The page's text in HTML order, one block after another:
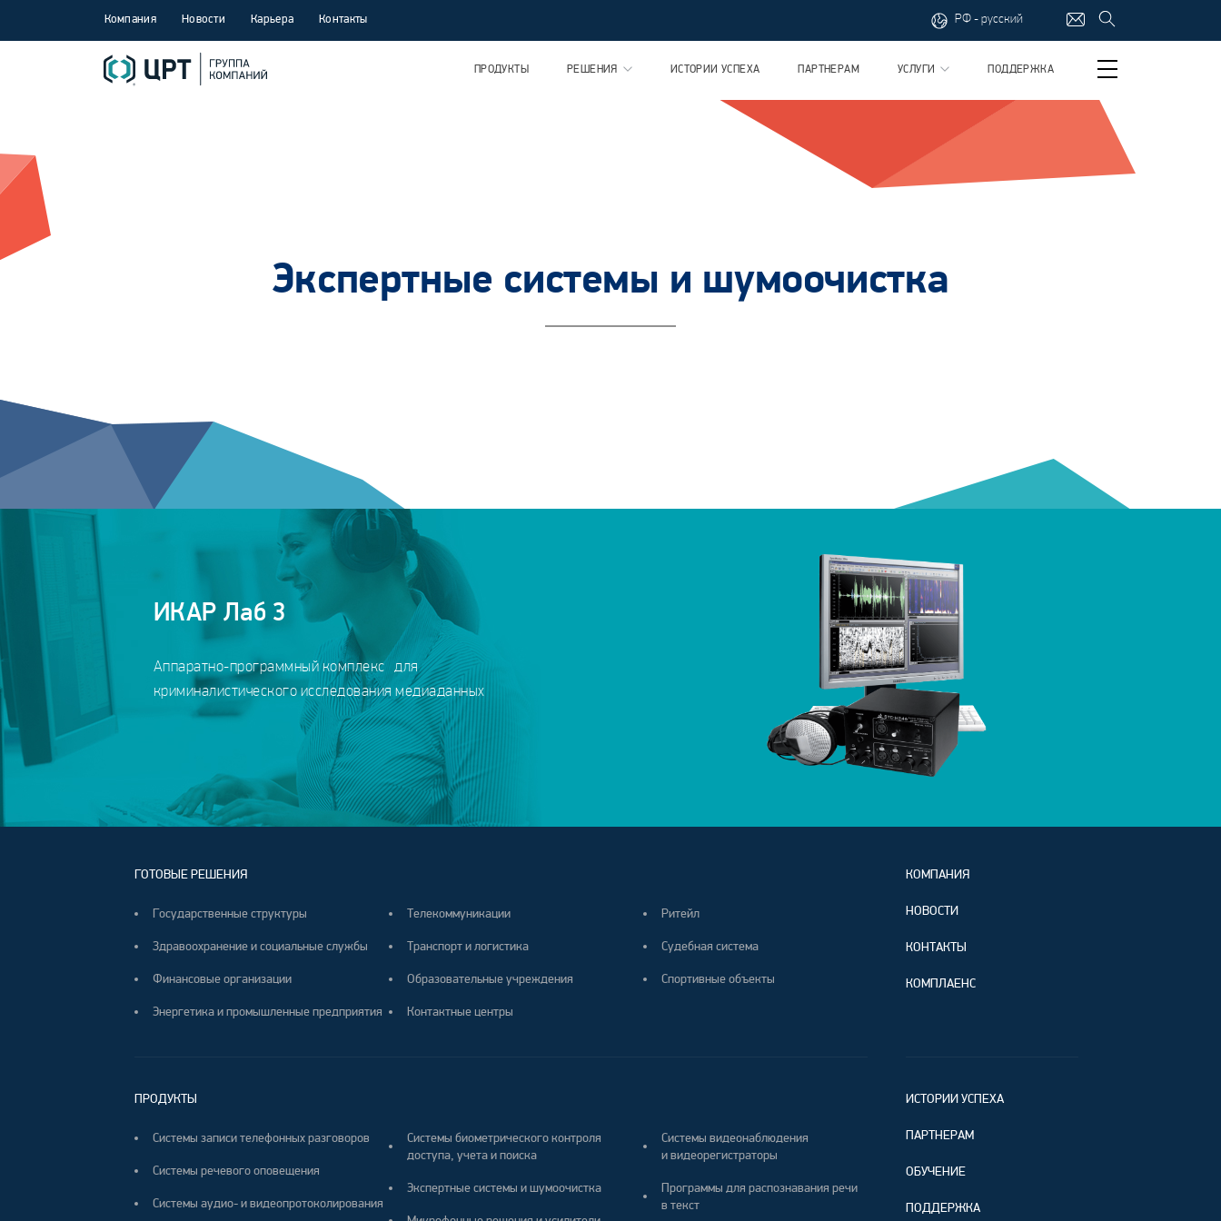
Компания Новости Карьера Контакты РФ - русский
ПРОДУКТЫ РЕШЕНИЯ ИСТОРИИ УСПЕХА ПАРТНЕРАМ УСЛУГИ ПОДДЕРЖКА
Экспертные системы и шумоочистка
ИКАР Лаб 3
Аппаратно-программный комплекс для
криминалистического исследования медиаданных
ГОТОВЫЕ РЕШЕНИЯ
Государственные структуры
Здравоохранение и социальные службы
Финансовые организации
Энергетика и промышленные предприятия
Телекоммуникации
Транспорт и логистика
Образовательные учреждения
Контактные центры
Ритейл
Судебная система
Спортивные объекты
КОМПАНИЯ
НОВОСТИ
КОНТАКТЫ
КОМПЛАЕНС
ПРОДУКТЫ
Системы записи телефонных разговоров
Системы речевого оповещения
Системы аудио- и видеопротоколирования
Системы биометрического контроля
доступа, учета и поиска
Экспертные системы и шумоочистка
Системы видеонаблюдения
и видеорегистраторы
Программы для распознавания речи
в текст
ИСТОРИИ УСПЕХА
ПАРТНЕРАМ
ОБУЧЕНИЕ
ПОДДЕРЖКА